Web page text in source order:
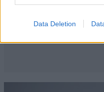
Data Deletion